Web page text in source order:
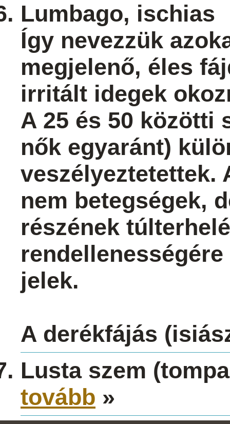
Lumbago, ischias
Így nevezzük
megjelenő, éles
irritált idegek
A 25 és 50 közötti
nők egyaránt)
veszélyeztetettek.
nem betegségek,
részének
jelek.
A derékfájás
Lusta szem
tovább »